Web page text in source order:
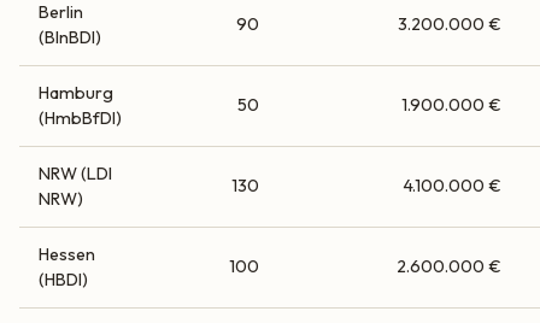
Berlin
(BlnBDI)
90 3.200.000 €
Hamburg
(HmbBfDI)
50 1.900.000 €
NRW (LDI
NRW)
130 4.100.000 €
Hessen
(HBDI)
100 2.600.000 €